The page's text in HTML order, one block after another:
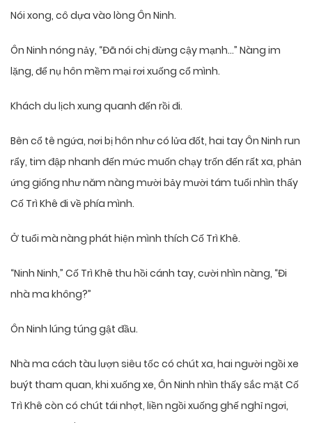
Nói xong, cô dựa vào lòng Ôn Ninh.
Ôn Ninh nóng nảy, “Đã nói chị đừng cậy mạnh…” Nàng im
lặng, để nụ hôn mềm mại rơi xuống cổ mình.
Khách du lịch xung quanh đến rồi đi.
Bên cổ tê ngứa, nơi bị hôn như có lửa đốt, hai tay Ôn Ninh run
rẩy, tim đập nhanh đến mức muốn chạy trốn đến rất xa, phản
ứng giống như năm nàng mười bảy mười tám tuổi nhìn thấy
Cố Trì Khê đi về phía mình.
Ở tuổi mà nàng phát hiện mình thích Cố Trì Khê.
“Ninh Ninh,” Cố Trì Khê thu hồi cánh tay, cười nhìn nàng, “Đi
nhà ma không?”
Ôn Ninh lúng túng gật đầu.
Nhà ma cách tàu lượn siêu tốc có chút xa, hai người ngồi xe
buýt tham quan, khi xuống xe, Ôn Ninh nhìn thấy sắc mặt Cố
Trì Khê còn có chút tái nhợt, liền ngồi xuống ghế nghỉ ngơi,